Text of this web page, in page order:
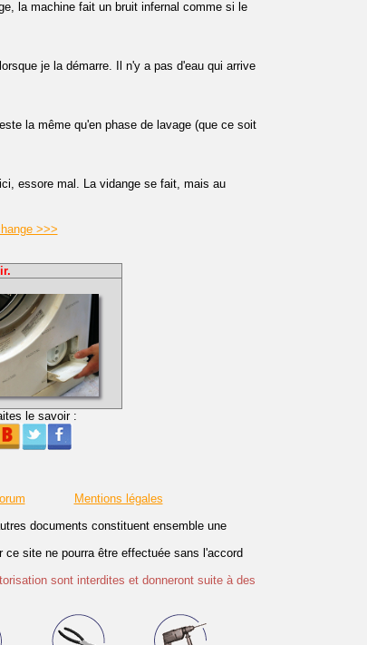
la machine fait un bruit infernal comme si le
je la démarre. Il n'y a pas d'eau qui arrive
la même qu'en phase de lavage (que ce soit
essore mal. La vidange se fait, mais au
>>>
le savoir :
Mentions légales
documents constituent ensemble une
site ne pourra être effectuée sans l'accord
sont interdites et donneront suite à des